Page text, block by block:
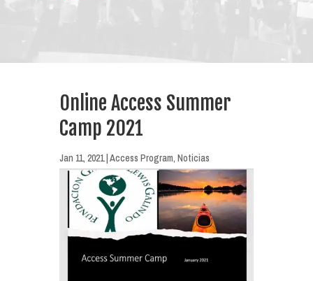
Online Access Summer
Camp 2021
Jan 11, 2021|Access Program, Noticias